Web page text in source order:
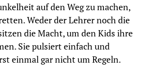
auf den Weg zu machen,
Weder der Lehrer noch die
die Macht, um den Kids ihre
Sie pulsiert einfach und
einmal gar nicht um Regeln.